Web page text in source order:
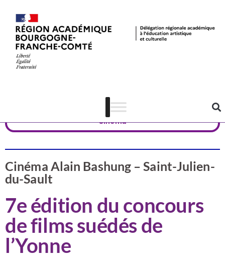
Cinéma
Cinéma Alain Bashung – Saint-Julien-
du-Sault
7e édition du concours
de films suédés de
l’Yonne